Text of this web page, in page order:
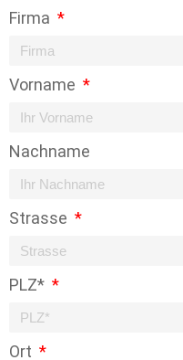
Firma
Vorname
Nachname
Strasse
PLZ*
Ort